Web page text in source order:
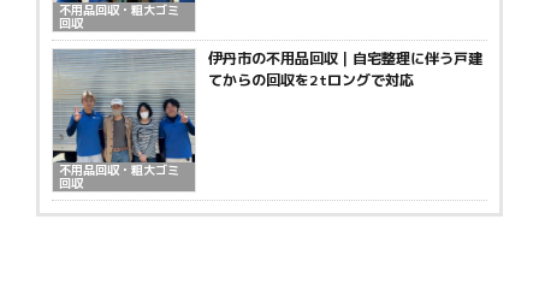
不用品回収・粗大ゴミ
回収
不用品回収・粗大ゴミ
回収
伊丹市の不用品回収｜自宅整理に伴う戸建
てからの回収を2tロングで対応